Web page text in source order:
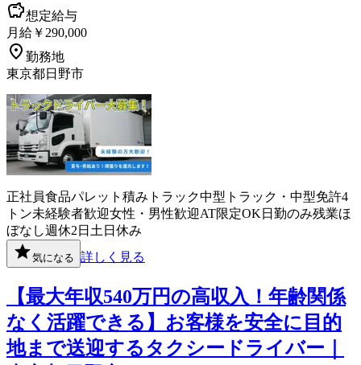
想定給与
月給￥290,000
勤務地
東京都日野市
正社員食品パレット積み トラック中型トラック・中型免許4
トン未経験者歓迎女性・男性歓迎AT限定OK 日勤のみ残業ほ
ぼなし週休2日 土日休み
気になる 詳しく見る
【最大年収540万円の高収入！年齢関係
なく活躍できる】お客様を安全に目的
地まで送迎するタクシードライバー｜